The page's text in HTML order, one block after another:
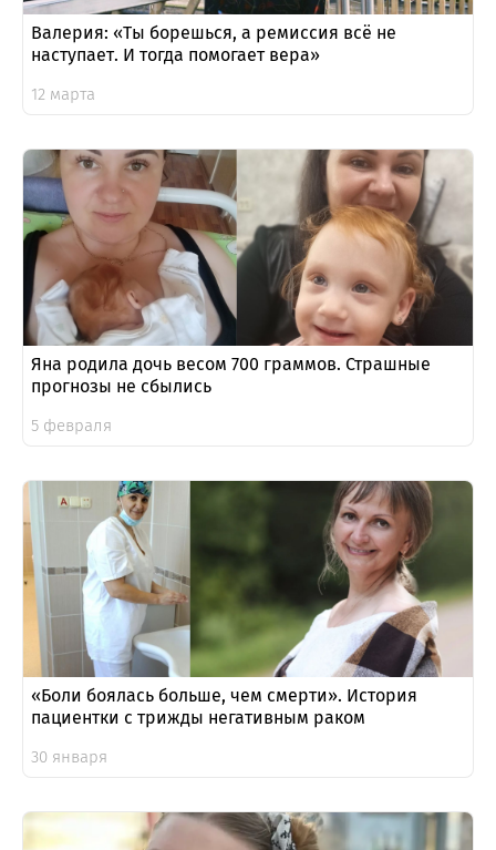
Валерия: «Ты борешься, а ремиссия всё не
наступает. И тогда помогает вера»
12 марта
Яна родила дочь весом 700 граммов. Страшные
прогнозы не сбылись
5 февраля
«Боли боялась больше, чем смерти». История
пациентки с трижды негативным раком
30 января